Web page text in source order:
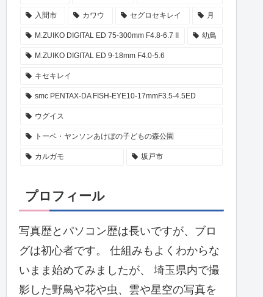
入間市 カワウ セグロセキレイ 月
M.ZUIKO DIGITAL ED 75-300mm F4.8-6.7 II 幼鳥
M.ZUIKO DIGITAL ED 9-18mm F4.0-5.6
キセキレイ
smc PENTAX-DA FISH-EYE10-17mmF3.5-4.5ED
ウグイス
トーベ・ヤンソンあけぼの子どもの森公園
カルガモ 坂戸市
プロフィール
写真歴とパソコン歴は長いですが、ブロ
グは初心者です。 仕組みもよくわからな
いまま始めてみましたが、 埼玉県内で撮
影した野鳥や花や虫、雲や星空の写真を